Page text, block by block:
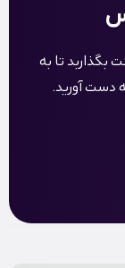
بگذاربد تا به
دست آورید.